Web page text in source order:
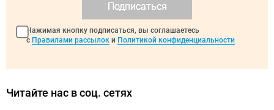
Подписаться
Нажимая кнопку подписаться, вы соглашаетесь
с Правилами рассылок и Политикой конфиденциальности
Читайте нас в соц. сетях